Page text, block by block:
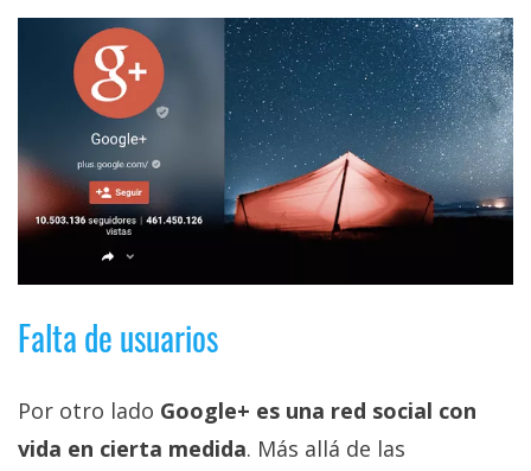
El medio de
comunicación
digital donde
encontrarás
noticias sobre
tecnología,
móviles,
ordenadores,
informática,
videojuegos,
trucos y
tutoriales.
El Grupo
Informático
(CC) 2006-
Falta de usuarios
Por otro lado Google+ es una red social con
vida en cierta medida. Más allá de las